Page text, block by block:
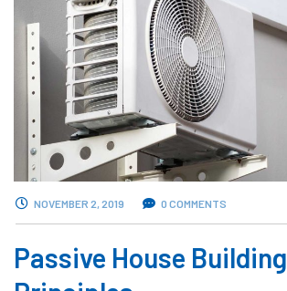
NOVEMBER 2, 2019 0 COMMENTS
Passive House Building